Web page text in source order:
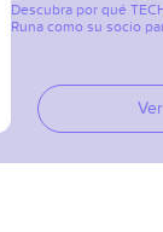
Descubra por qué
Runa como su socio